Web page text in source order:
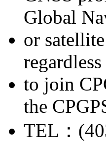
Global
or
to join
the
TEL：